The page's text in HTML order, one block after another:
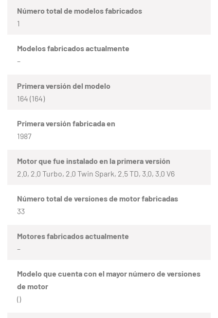
Número total de modelos fabricados
1
Modelos fabricados actualmente
–
Primera versión del modelo
164 (164)
Primera versión fabricada en
1987
Motor que fue instalado en la primera versión
2.0, 2.0 Turbo, 2.0 Twin Spark, 2.5 TD, 3.0, 3.0 V6
Número total de versiones de motor fabricadas
33
Motores fabricados actualmente
–
Modelo que cuenta con el mayor número de versiones
de motor
()